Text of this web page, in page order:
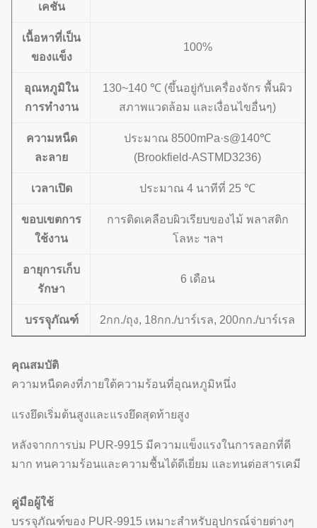
เคชัน
เนื้อหาที่เป็น
ของแข็ง
100%
อุณหภูมิใน
การทำงาน
130~140 ℃ (ขึ้นอยู่กับเครื่องจักร พื้นผิว
สภาพแวดล้อม และเงื่อนไขอื่นๆ)
ความหนืด
ละลาย
ประมาณ 8500mPa·s@140℃
(Brookfield-ASTMD3236)
เวลาเปิด ประมาณ 4 นาทีที่ 25 ℃
ขอบเขตการ
ใช้งาน
การติดเคลือบผิวเรียบของไม้ พลาสติก
โลหะ ฯลฯ
อายุการเก็บ
รักษา
6 เดือน
บรรจุุภัณฑ์ 2กก./ถุง, 18กก./บาร์เรล, 200กก./บาร์เรล
คุณสมบัติ
ความหนืดคงที่ภายใต้ความร้อนที่อุณหภูมิหนึ่ง
แรงยึดเริ่มต้นสูงและแรงยึดสุดท้ายสูง
หลังจากการบ่ม PUR-9915 มีความแข็งแรงในการลอกที่ดี
มาก ทนความร้อนและความชื้นได้ดีเยี่ยม และทนต่อสารเคมี
คู่มือผู้ใช้
บรรจุภัณฑ์ของ PUR-9915 เหมาะสำหรับอุปกรณ์จ่ายต่างๆ